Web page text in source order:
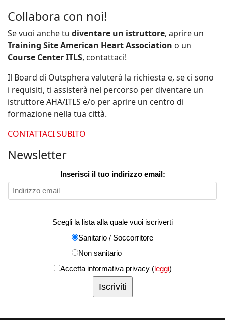
Collabora con noi!
Se vuoi anche tu diventare un istruttore, aprire un
Training Site American Heart Association o un
Course Center ITLS, contattaci!
Il Board di Outsphera valuterà la richiesta e, se ci sono
i requisiti, ti assisterà nel percorso per diventare un
istruttore AHA/ITLS e/o per aprire un centro di
formazione nella tua città.
CONTATTACI SUBITO
Newsletter
Inserisci il tuo indirizzo email:
Scegli la lista alla quale vuoi iscriverti
Sanitario / Soccorritore
Non sanitario
Accetta informativa privacy (leggi)